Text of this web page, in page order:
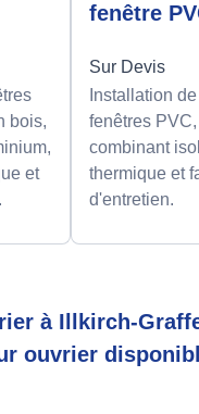
bois,
et
fenêtre
Sur Devis
Installation de
fenêtres PVC,
combinant
thermique et
d'entretien.
à Illkirch-
ouvrier